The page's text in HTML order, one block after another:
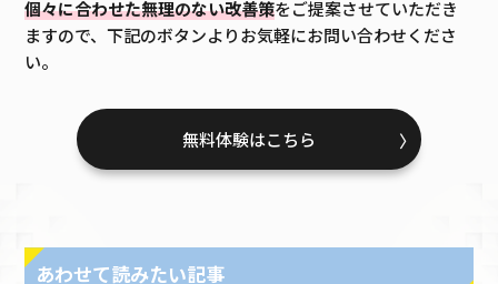
個々に合わせた無理のない改善策をご提案させていただき
ますので、下記のボタンよりお気軽にお問い合わせくださ
い。
無料体験はこちら
あわせて読みたい記事